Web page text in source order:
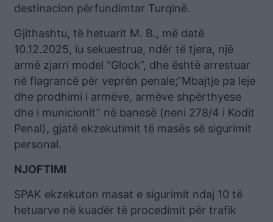
destinacion përfundimtar Turqinë.
Gjithashtu, të hetuarit M. B., më datë
10.12.2025, iu sekuestrua, ndër të tjera, një
armë zjarri model “Glock”, dhe është arrestuar
në flagrancë për veprën penale;“Mbajtje pa leje
dhe prodhimi i armëve, armëve shpërthyese
dhe i municionit” në banesë (neni 278/4 i Kodit
Penal), gjatë ekzekutimit të masës së sigurimit
personal.
NJOFTIMI
SPAK ekzekuton masat e sigurimit ndaj 10 të
hetuarve në kuadër të procedimit për trafik